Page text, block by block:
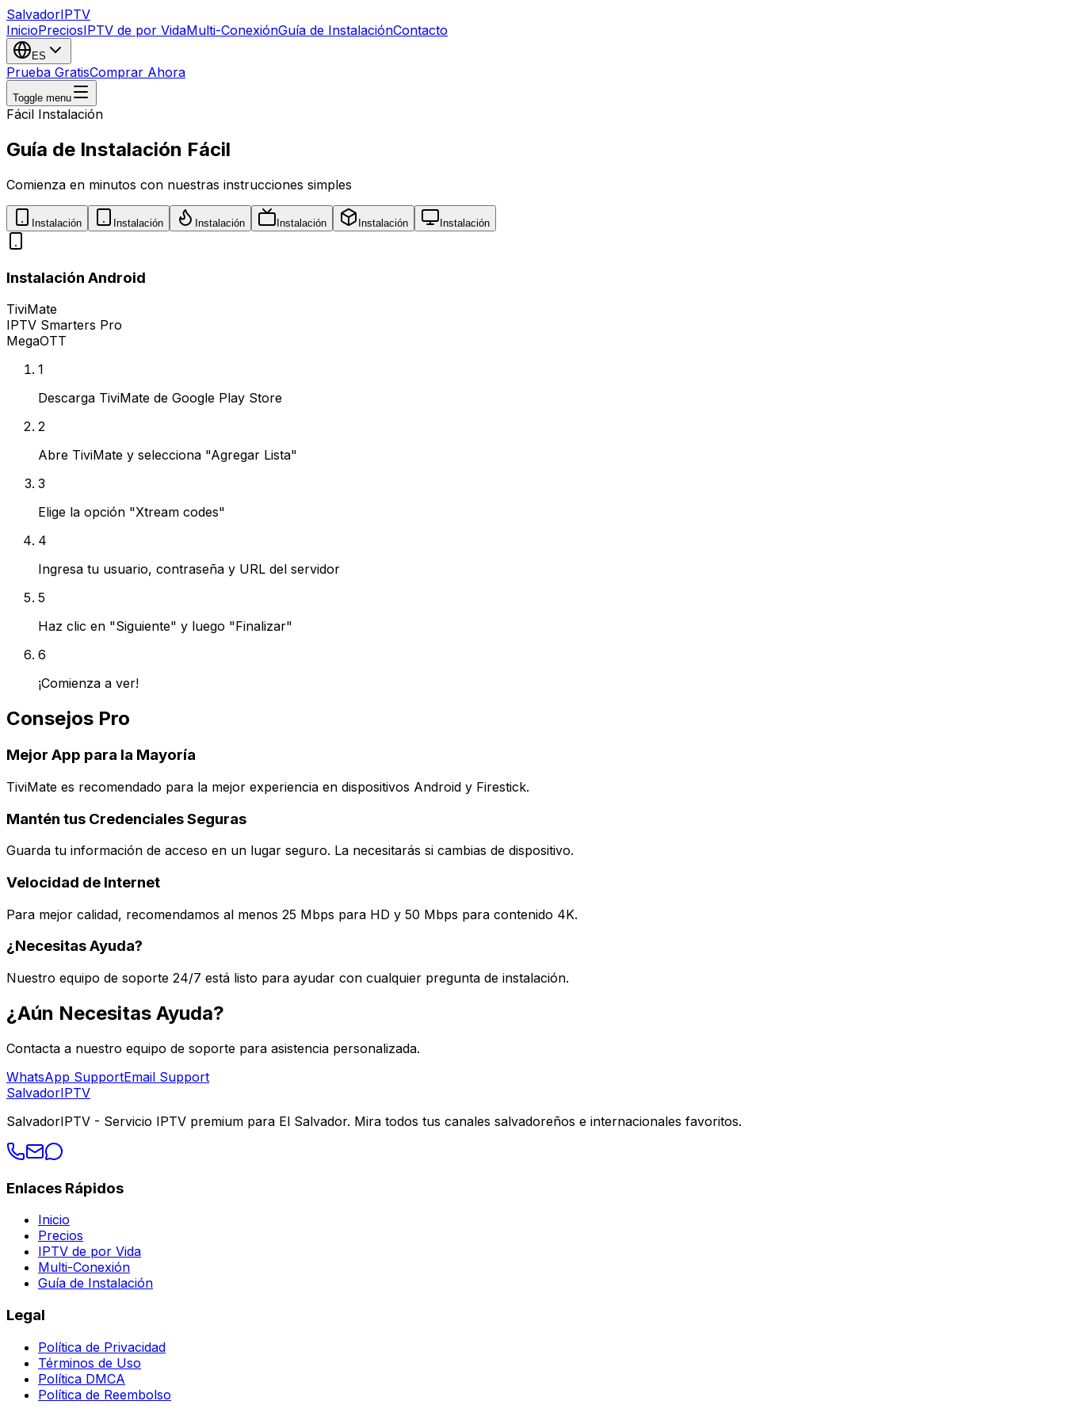
SalvadorIPTV
InicioPreciosIPTV de por VidaMulti-ConexiónGuía de InstalaciónContacto
ES
Prueba GratisComprar Ahora
Toggle menu
Fácil Instalación
Guía de Instalación Fácil
Comienza en minutos con nuestras instrucciones simples
Instalación Instalación Instalación Instalación Instalación Instalación
Instalación Android
TiviMate
IPTV Smarters Pro
MegaOTT
1
Descarga TiviMate de Google Play Store
2
Abre TiviMate y selecciona "Agregar Lista"
3
Elige la opción "Xtream codes"
4
Ingresa tu usuario, contraseña y URL del servidor
5
Haz clic en "Siguiente" y luego "Finalizar"
6
¡Comienza a ver!
Consejos Pro
Mejor App para la Mayoría
TiviMate es recomendado para la mejor experiencia en dispositivos Android y Firestick.
Mantén tus Credenciales Seguras
Guarda tu información de acceso en un lugar seguro. La necesitarás si cambias de dispositivo.
Velocidad de Internet
Para mejor calidad, recomendamos al menos 25 Mbps para HD y 50 Mbps para contenido 4K.
¿Necesitas Ayuda?
Nuestro equipo de soporte 24/7 está listo para ayudar con cualquier pregunta de instalación.
¿Aún Necesitas Ayuda?
Contacta a nuestro equipo de soporte para asistencia personalizada.
WhatsApp SupportEmail Support
SalvadorIPTV
SalvadorIPTV - Servicio IPTV premium para El Salvador. Mira todos tus canales salvadoreños e internacionales favoritos.
Enlaces Rápidos
Inicio
Precios
IPTV de por Vida
Multi-Conexión
Guía de Instalación
Legal
Política de Privacidad
Términos de Uso
Política DMCA
Política de Reembolso